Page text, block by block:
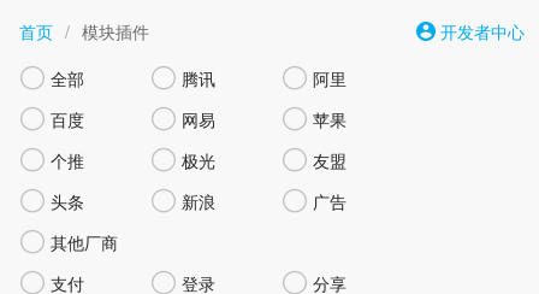
首页 / 模块插件 开发者中心
 全部  腾讯  阿里
 百度  网易  苹果
 个推  极光  友盟
 头条  新浪  广告
 其他厂商
 支付  登录  分享